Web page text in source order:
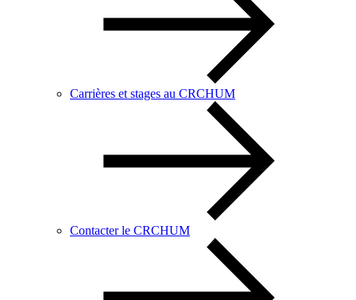
Carrières et stages au CRCHUM
Contacter le CRCHUM